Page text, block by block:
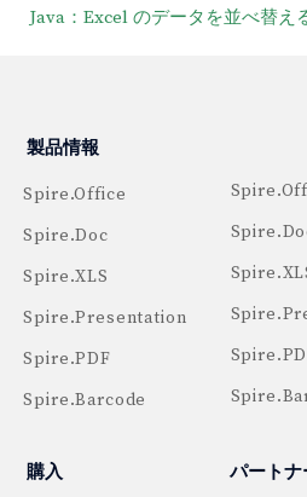
Java：Excel のデータを並べ替え
製品情報
Spire.Office
Spire.Doc
Spire.XLS
Spire.Presentation
Spire.PDF
Spire.Barcode
購入 パート